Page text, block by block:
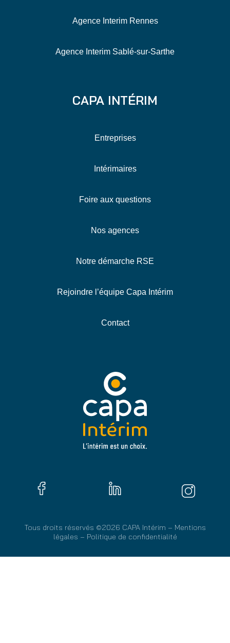
CAPA INTÉRIM
Entreprises
Intérimaires
Foire aux questions
Nos agences
Notre démarche RSE
Rejoindre l’équipe Capa Intérim
Contact
Agence Interim Rennes
Agence Interim Sablé-sur-Sarthe
Tous droits réservés ©2026 CAPA Intérim – Mentions
légales – Politique de confidentialité